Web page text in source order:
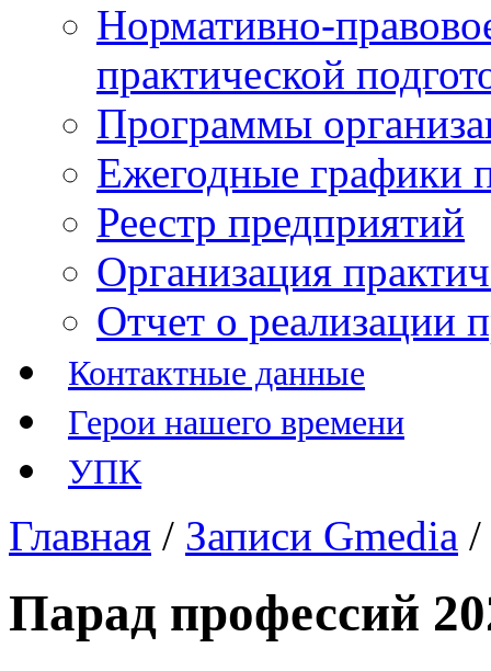
Нормативно-
практической
Программы
Ежегодные графики
Реестр предприятий
Организация
Отчет о реализации
Контактные данные
Герои нашего времени
УПК
Главная / Записи Gmedia /
Парад профессий